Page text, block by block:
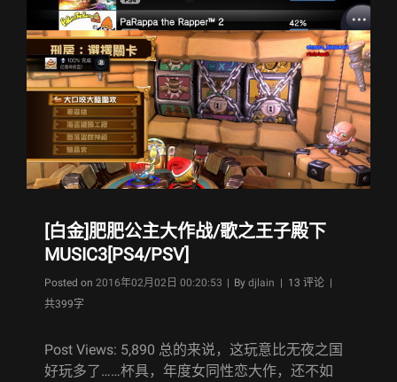
起
PLUS
加
强
版
FOR
STEAM
众
筹
圆
结
束
[白金]肥肥公主大作战/歌之王子殿下
MUSIC3[PS4/PSV]
Posted on 2016年02月02日 00:20:53 | By Byline
djlain | 13 评论 |
共399字
Post Views: 5,890 总的来说，这玩意比无夜之国
好玩多了……杯具，年度女同性恋大作，还不如